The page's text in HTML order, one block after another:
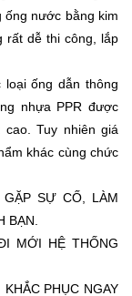
nước bằng kim
rất dễ thi công, lắp
ống dẫn thông
nhựa PPR được
Tuy nhiên giá
khác cùng chức
SỰ CỐ, LÀM
BẠN.
MỚI HỆ THỐNG
PHỤC NGAY